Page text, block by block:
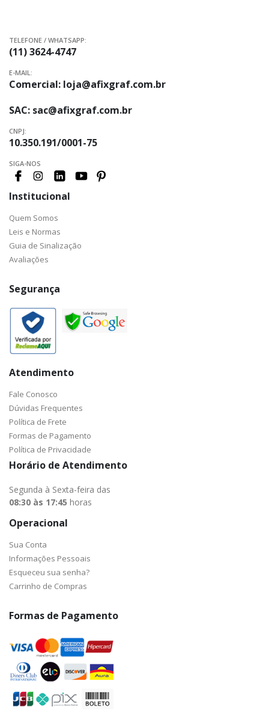
TELEFONE / WHATSAPP:
(11) 3624-4747
E-MAIL:
Comercial: loja@afixgraf.com.br
SAC: sac@afixgraf.com.br
CNPJ:
10.350.191/0001-75
SIGA-NOS
Institucional
Quem Somos
Leis e Normas
Guia de Sinalização
Avaliações
Segurança
Atendimento
Fale Conosco
Dúvidas Frequentes
Política de Frete
Formas de Pagamento
Política de Privacidade
Horário de Atendimento
Segunda à Sexta-feira das
08:30 às 17:45 horas
Operacional
Sua Conta
Informações Pessoais
Esqueceu sua senha?
Carrinho de Compras
Formas de Pagamento